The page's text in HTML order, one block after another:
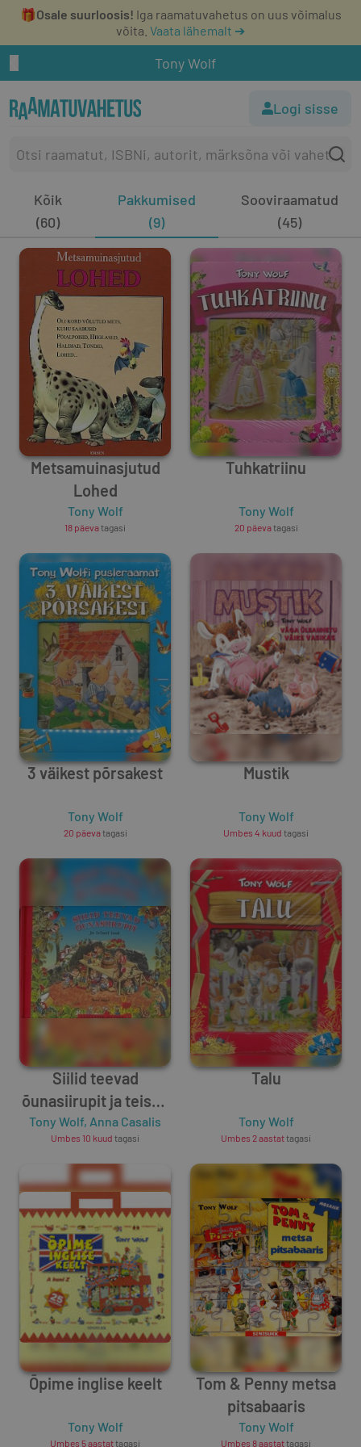
🎁Osale suurloosis! Iga raamatuvahetus on uus võimalus
võita. Vaata lähemalt ➔
Tony Wolf
Logi sisse
Kõik
(60)
Pakkumised
(9)
Sooviraamatud
(45)
Metsamuinasjutud
Lohed
Tony Wolf
18 päevatagasi
Tuhkatriinu
Tony Wolf
20 päevatagasi
3 väikest põrsakest
Tony Wolf
20 päevatagasi
Mustik
Tony Wolf
Umbes 4 kuud tagasi
Siilid teevad
õunasiirupit ja teised
lood
Tony Wolf, Anna Casalis
Umbes 10 kuud tagasi
Talu
Tony Wolf
Umbes 2 aastattagasi
Õpime inglise keelt
Tony Wolf
Umbes 5 aastattagasi
Tom & Penny metsa
pitsabaaris
Tony Wolf
Umbes 8 aastattagasi